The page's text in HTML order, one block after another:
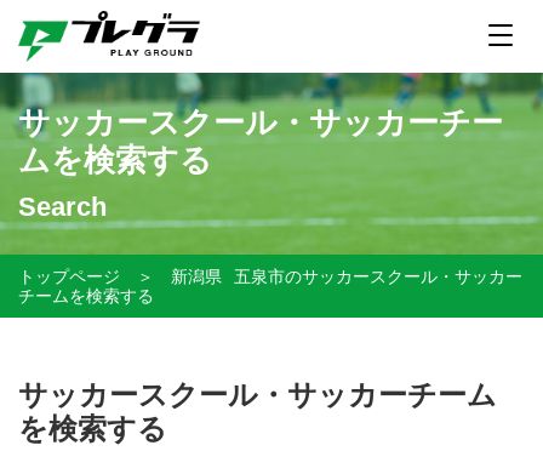
サッカースクール・サッカーチー
ムを検索する
Search
トップページ ＞ 新潟県
五泉市のサッカースクール・サッカー
チームを検索する
サッカースクール・サッカーチーム
を検索する